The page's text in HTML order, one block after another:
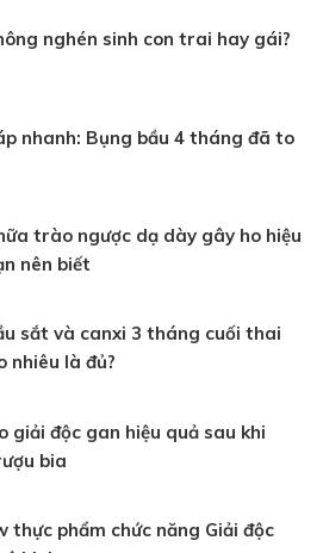
nghén sinh con trai hay gái?
nhanh: Bụng bầu 4 tháng đã to
trào ngược dạ dày gây ho hiệu
nên biết
sắt và canxi 3 tháng cuối thai
nhiêu là đủ?
giải độc gan hiệu quả sau khi
bia
thực phẩm chức năng Giải độc